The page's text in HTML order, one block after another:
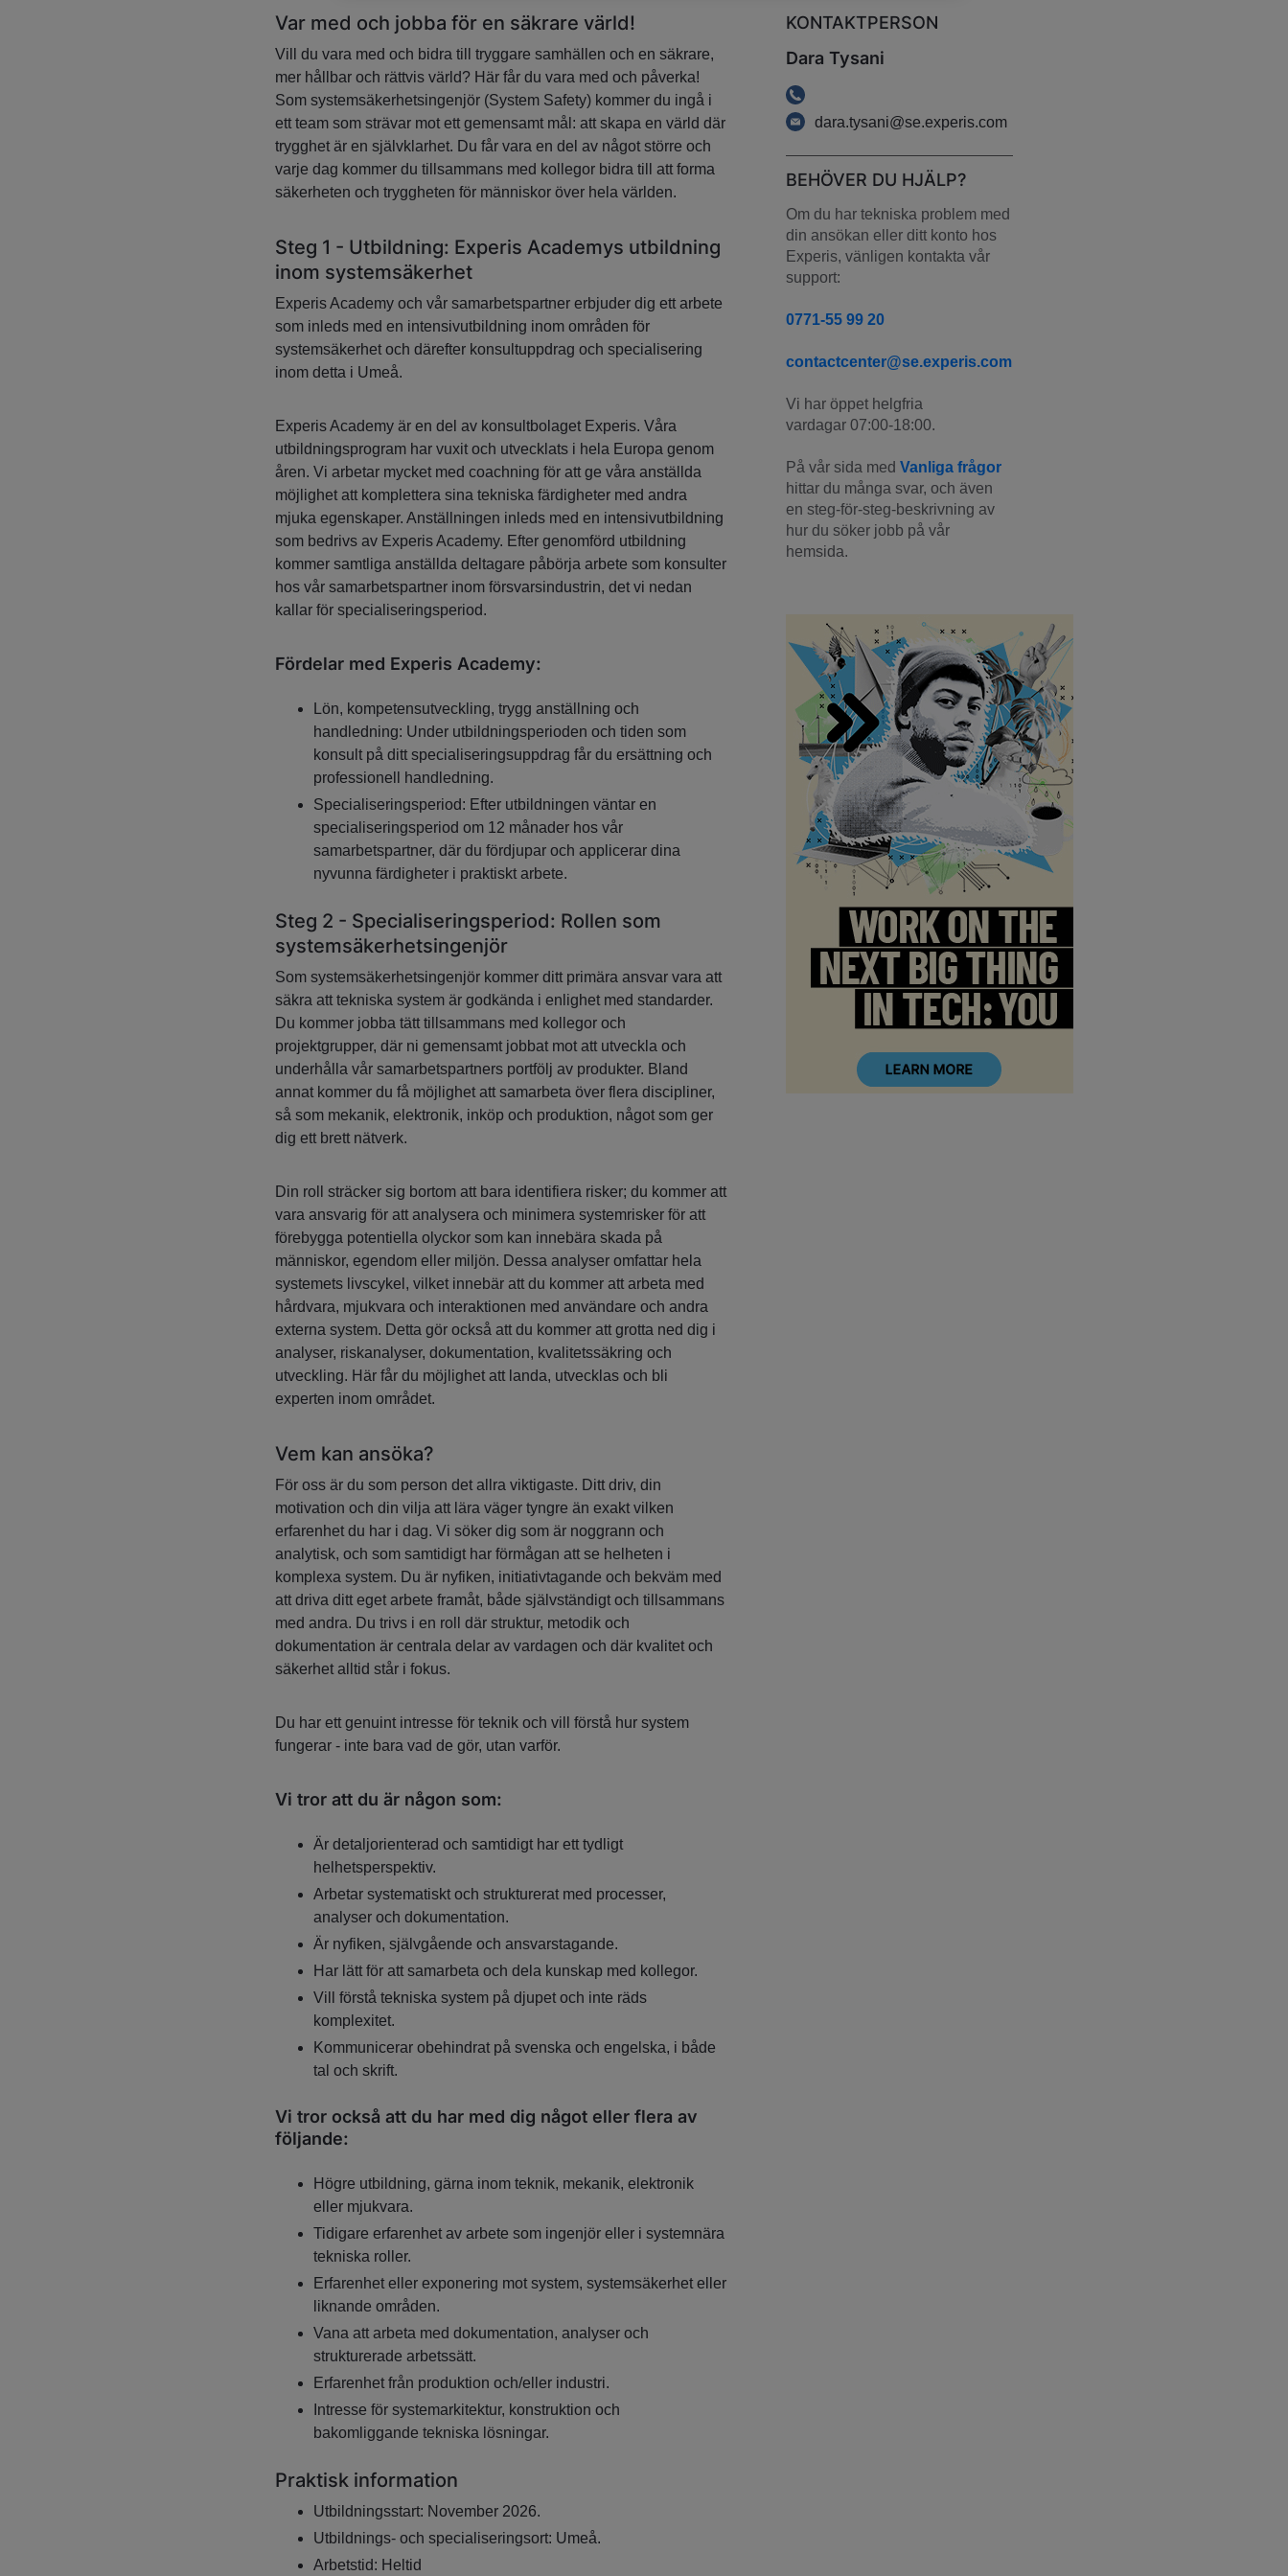
Var med och jobba för en säkrare värld!
Vill du vara med och bidra till tryggare samhällen och en säkrare,
mer hållbar och rättvis värld? Här får du vara med och påverka!
Som systemsäkerhetsingenjör (System Safety) kommer du ingå i
ett team som strävar mot ett gemensamt mål: att skapa en värld där
trygghet är en självklarhet. Du får vara en del av något större och
varje dag kommer du tillsammans med kollegor bidra till att forma
säkerheten och tryggheten för människor över hela världen.
Steg 1 - Utbildning: Experis Academys utbildning
inom systemsäkerhet
Experis Academy och vår samarbetspartner erbjuder dig ett arbete
som inleds med en intensivutbildning inom områden för
systemsäkerhet och därefter konsultuppdrag och specialisering
inom detta i Umeå.
Experis Academy är en del av konsultbolaget Experis. Våra
utbildningsprogram har vuxit och utvecklats i hela Europa genom
åren. Vi arbetar mycket med coachning för att ge våra anställda
möjlighet att komplettera sina tekniska färdigheter med andra
mjuka egenskaper. Anställningen inleds med en intensivutbildning
som bedrivs av Experis Academy. Efter genomförd utbildning
kommer samtliga anställda deltagare påbörja arbete som konsulter
hos vår samarbetspartner inom försvarsindustrin, det vi nedan
kallar för specialiseringsperiod.
Fördelar med Experis Academy:
Lön, kompetensutveckling, trygg anställning och
handledning: Under utbildningsperioden och tiden som
konsult på ditt specialiseringsuppdrag får du ersättning och
professionell handledning.
Specialiseringsperiod: Efter utbildningen väntar en
specialiseringsperiod om 12 månader hos vår
samarbetspartner, där du fördjupar och applicerar dina
nyvunna färdigheter i praktiskt arbete.
Steg 2 - Specialiseringsperiod: Rollen som
systemsäkerhetsingenjör
Som systemsäkerhetsingenjör kommer ditt primära ansvar vara att
säkra att tekniska system är godkända i enlighet med standarder.
Du kommer jobba tätt tillsammans med kollegor och
projektgrupper, där ni gemensamt jobbat mot att utveckla och
underhålla vår samarbetspartners portfölj av produkter. Bland
annat kommer du få möjlighet att samarbeta över flera discipliner,
så som mekanik, elektronik, inköp och produktion, något som ger
dig ett brett nätverk.
Din roll sträcker sig bortom att bara identifiera risker; du kommer att
vara ansvarig för att analysera och minimera systemrisker för att
förebygga potentiella olyckor som kan innebära skada på
människor, egendom eller miljön. Dessa analyser omfattar hela
systemets livscykel, vilket innebär att du kommer att arbeta med
hårdvara, mjukvara och interaktionen med användare och andra
externa system. Detta gör också att du kommer att grotta ned dig i
analyser, riskanalyser, dokumentation, kvalitetssäkring och
utveckling. Här får du möjlighet att landa, utvecklas och bli
experten inom området.
Vem kan ansöka?
För oss är du som person det allra viktigaste. Ditt driv, din
motivation och din vilja att lära väger tyngre än exakt vilken
erfarenhet du har i dag. Vi söker dig som är noggrann och
analytisk, och som samtidigt har förmågan att se helheten i
komplexa system. Du är nyfiken, initiativtagande och bekväm med
att driva ditt eget arbete framåt, både självständigt och tillsammans
med andra. Du trivs i en roll där struktur, metodik och
dokumentation är centrala delar av vardagen och där kvalitet och
säkerhet alltid står i fokus.
Du har ett genuint intresse för teknik och vill förstå hur system
fungerar - inte bara vad de gör, utan varför.
Vi tror att du är någon som:
Är detaljorienterad och samtidigt har ett tydligt
helhetsperspektiv.
Arbetar systematiskt och strukturerat med processer,
analyser och dokumentation.
Är nyfiken, självgående och ansvarstagande.
Har lätt för att samarbeta och dela kunskap med kollegor.
Vill förstå tekniska system på djupet och inte räds
komplexitet.
Kommunicerar obehindrat på svenska och engelska, i både
tal och skrift.
Vi tror också att du har med dig något eller flera av
följande:
Högre utbildning, gärna inom teknik, mekanik, elektronik
eller mjukvara.
Tidigare erfarenhet av arbete som ingenjör eller i systemnära
tekniska roller.
Erfarenhet eller exponering mot system, systemsäkerhet eller
liknande områden.
Vana att arbeta med dokumentation, analyser och
strukturerade arbetssätt.
Erfarenhet från produktion och/eller industri.
Intresse för systemarkitektur, konstruktion och
bakomliggande tekniska lösningar.
Praktisk information
Utbildningsstart: November 2026.
Utbildnings- och specialiseringsort: Umeå.
Arbetstid: Heltid
KONTAKTPERSON
Dara Tysani
dara.tysani@se.experis.com
BEHÖVER DU HJÄLP?
Om du har tekniska problem med
din ansökan eller ditt konto hos
Experis, vänligen kontakta vår
support:
0771-55 99 20
contactcenter@se.experis.com
Vi har öppet helgfria
vardagar 07:00-18:00.
På vår sida med Vanliga frågor
hittar du många svar, och även
en steg-för-steg-beskrivning av
hur du söker jobb på vår
hemsida.